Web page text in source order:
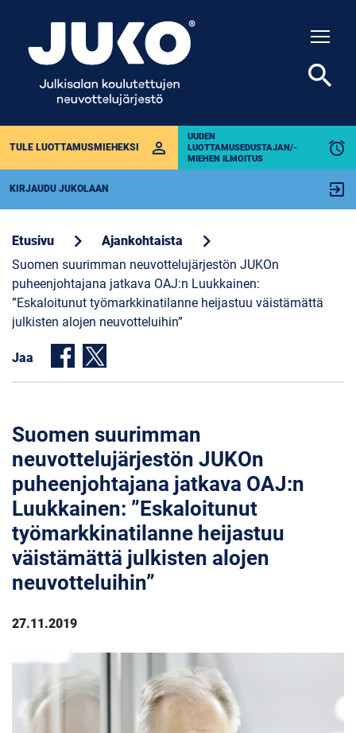
TULE LUOTTAMUSMIEHEKSI perm_identity
UUDEN
LUOTTAMUSEDUSTAJAN/-
MIEHEN ILMOITUS
alarm
KIRJAUDU JUKOLAAN exit_to_app
search
Etusivu chevron_right Ajankohtaista chevron_right
Suomen suurimman neuvottelujärjestön JUKOn
puheenjohtajana jatkava OAJ:n Luukkainen:
”Eskaloitunut työmarkkinatilanne heijastuu väistämättä
julkisten alojen neuvotteluihin”
Jaa
Suomen suurimman
neuvottelujärjestön JUKOn
puheenjohtajana jatkava OAJ:n
Luukkainen: ”Eskaloitunut
työmarkkinatilanne heijastuu
väistämättä julkisten alojen
neuvotteluihin”
27.11.2019